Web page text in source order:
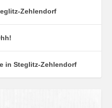
Zehlendorf
in Steglitz-Zehlendorf